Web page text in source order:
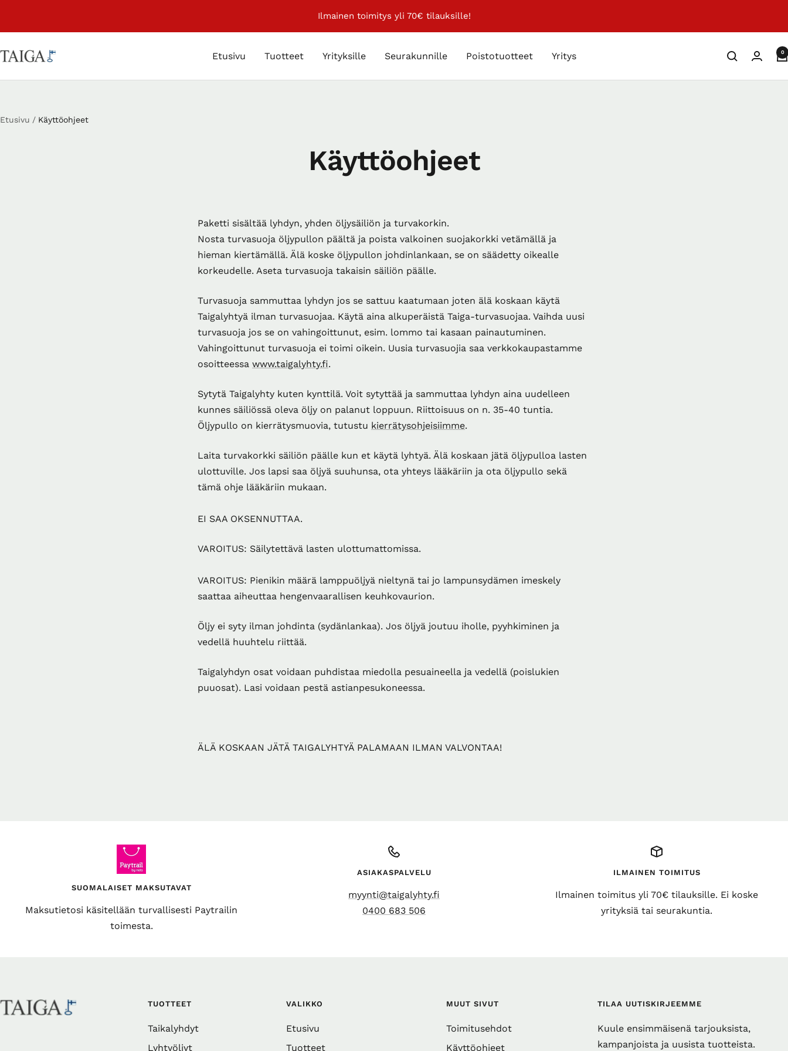
Ilmainen toimitys yli 70€ tilauksille!
Etusivu Tuotteet Yrityksille Seurakunnille Poistotuotteet Yritys
Taigalyhty 0
Etusivu Käyttöohjeet
Käyttöohjeet
Paketti sisältää lyhdyn, yhden öljysäiliön ja turvakorkin.
Nosta turvasuoja öljypullon päältä ja poista valkoinen suojakorkki vetämällä ja
hieman kiertämällä. Älä koske öljypullon johdinlankaan, se on säädetty oikealle
korkeudelle. Aseta turvasuoja takaisin säiliön päälle.
Turvasuoja sammuttaa lyhdyn jos se sattuu kaatumaan joten älä koskaan käytä
Taigalyhtyä ilman turvasuojaa. Käytä aina alkuperäistä Taiga-turvasuojaa. Vaihda uusi
turvasuoja jos se on vahingoittunut, esim. lommo tai kasaan painautuminen.
Vahingoittunut turvasuoja ei toimi oikein. Uusia turvasuojia saa verkkokaupastamme
osoitteessa www.taigalyhty.fi.
Sytytä Taigalyhty kuten kynttilä. Voit sytyttää ja sammuttaa lyhdyn aina uudelleen
kunnes säiliössä oleva öljy on palanut loppuun. Riittoisuus on n. 35-40 tuntia.
Öljypullo on kierrätysmuovia, tutustu kierrätysohjeisiimme.
Laita turvakorkki säiliön päälle kun et käytä lyhtyä. Älä koskaan jätä öljypulloa lasten
ulottuville. Jos lapsi saa öljyä suuhunsa, ota yhteys lääkäriin ja ota öljypullo sekä
tämä ohje lääkäriin mukaan.
EI SAA OKSENNUTTAA.
VAROITUS: Säilytettävä lasten ulottumattomissa.
VAROITUS: Pienikin määrä lamppuöljyä nieltynä tai jo lampunsydämen imeskely
saattaa aiheuttaa hengenvaarallisen keuhkovaurion.
Öljy ei syty ilman johdinta (sydänlankaa). Jos öljyä joutuu iholle, pyyhkiminen ja
vedellä huuhtelu riittää.
Taigalyhdyn osat voidaan puhdistaa miedolla pesuaineella ja vedellä (poislukien
puuosat). Lasi voidaan pestä astianpesukoneessa.
ÄLÄ KOSKAAN JÄTÄ TAIGALYHTYÄ PALAMAAN ILMAN VALVONTAA!
SUOMALAISET MAKSUTAVAT
Maksutietosi käsitellään turvallisesti Paytrailin
toimesta.
ASIAKASPALVELU
myynti@taigalyhty.fi
0400 683 506
ILMAINEN TOIMITUS
Ilmainen toimitus yli 70€ tilauksille. Ei koske
yrityksiä tai seurakuntia.
TUOTTEET
Taikalyhdyt
Lyhtyöljyt
VALIKKO
Etusivu
Tuotteet
MUUT SIVUT
Toimitusehdot
Käyttöohjeet
TILAA UUTISKIRJEEMME
Kuule ensimmäisenä tarjouksista,
kampanjoista ja uusista tuotteista.